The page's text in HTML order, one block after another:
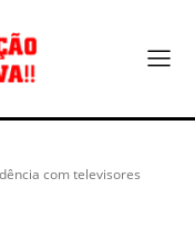
com televisores